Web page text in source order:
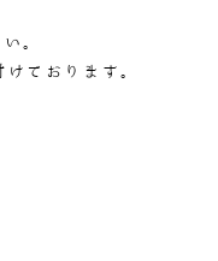
。
ております。